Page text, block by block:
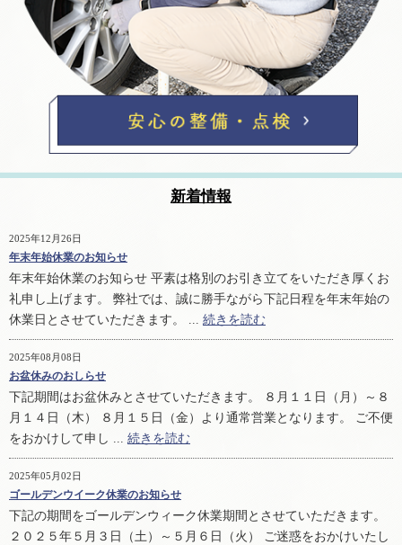
新着情報
2025年12月26日
年末年始休業のお知らせ
年末年始休業のお知らせ 平素は格別のお引き立てをいただき厚くお
礼申し上げます。 弊社では、誠に勝手ながら下記日程を年末年始の
休業日とさせていただきます。 ... 続きを読む
2025年08月08日
お盆休みのおしらせ
下記期間はお盆休みとさせていただきます。 ８月１１日（月）～８
月１４日（木） ８月１５日（金）より通常営業となります。 ご不便
をおかけして申し ... 続きを読む
2025年05月02日
ゴールデンウイーク休業のお知らせ
下記の期間をゴールデンウィーク休業期間とさせていただきます。
２０２５年５月３日（土）～５月６日（火） ご迷惑をおかけいたし